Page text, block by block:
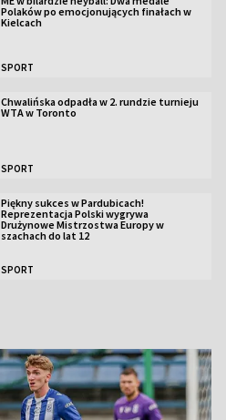
Polaków po emocjonujących finałach w
Kielcach
SPORT
Chwalińska odpadła w 2. rundzie turnieju
WTA w Toronto
SPORT
Piękny sukces w Pardubicach!
Reprezentacja Polski wygrywa
Drużynowe Mistrzostwa Europy w
szachach do lat 12
SPORT